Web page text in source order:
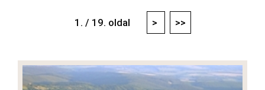
1. / 19. oldal > >>